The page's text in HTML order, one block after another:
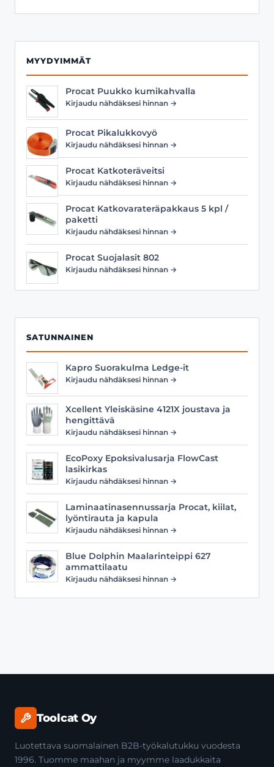
MYYDYIMMÄT
Procat Puukko kumikahvalla
Kirjaudu nähdäksesi hinnan →
Procat Pikalukkovyö
Kirjaudu nähdäksesi hinnan →
Procat Katkoteräveitsi
Kirjaudu nähdäksesi hinnan →
Procat Katkovarateräpakkaus 5 kpl /
paketti
Kirjaudu nähdäksesi hinnan →
Procat Suojalasit 802
Kirjaudu nähdäksesi hinnan →
SATUNNAINEN
Kapro Suorakulma Ledge-it
Kirjaudu nähdäksesi hinnan →
Xcellent Yleiskäsine 4121X joustava ja
hengittävä
Kirjaudu nähdäksesi hinnan →
EcoPoxy Epoksivalusarja FlowCast
lasikirkas
Kirjaudu nähdäksesi hinnan →
Laminaatinasennussarja Procat, kiilat,
lyöntirauta ja kapula
Kirjaudu nähdäksesi hinnan →
Blue Dolphin Maalarinteippi 627
ammattilaatu
Kirjaudu nähdäksesi hinnan →
Toolcat Oy
Luotettava suomalainen B2B-työkalutukku vuodesta
1996. Tuomme maahan ja myymme laadukkaita